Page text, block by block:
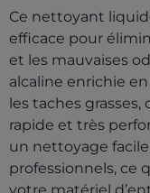
Ce nettoyant
efficace pour
et les mauvaises
alcaline enrichie
les taches
rapide et très
un nettoyage
professionnels, ce